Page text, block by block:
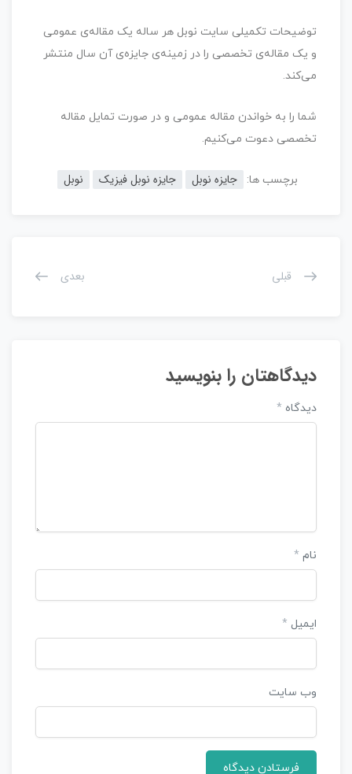
توضیحات تکمیلی سایت نوبل هر ساله یک مقاله‌ی عمومی
و یک مقاله‌ی تخصصی را در زمینه‌ی جایزه‌ی آن سال منتشر
می‌کند.
شما را به خواندن مقاله عمومی و در صورت تمایل مقاله‌
تخصصی دعوت می‌کنیم.
برچسب ها: جایزه نوبل جایزه نوبل فیزیک نوبل
قبلی بعدی
دیدگاهتان را بنویسید
دیدگاه *
نام *
ایمیل *
وب‌ سایت